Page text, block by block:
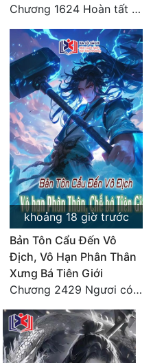
Chương 1624 Hoàn tất cảm nghĩ (2)
khoảng 18 giờ trước
Bản Tôn Cẩu Đến Vô
Địch, Vô Hạn Phân Thân
Xưng Bá Tiên Giới
Chương 2429 Ngươi có tuệ nhãn? Ta có...